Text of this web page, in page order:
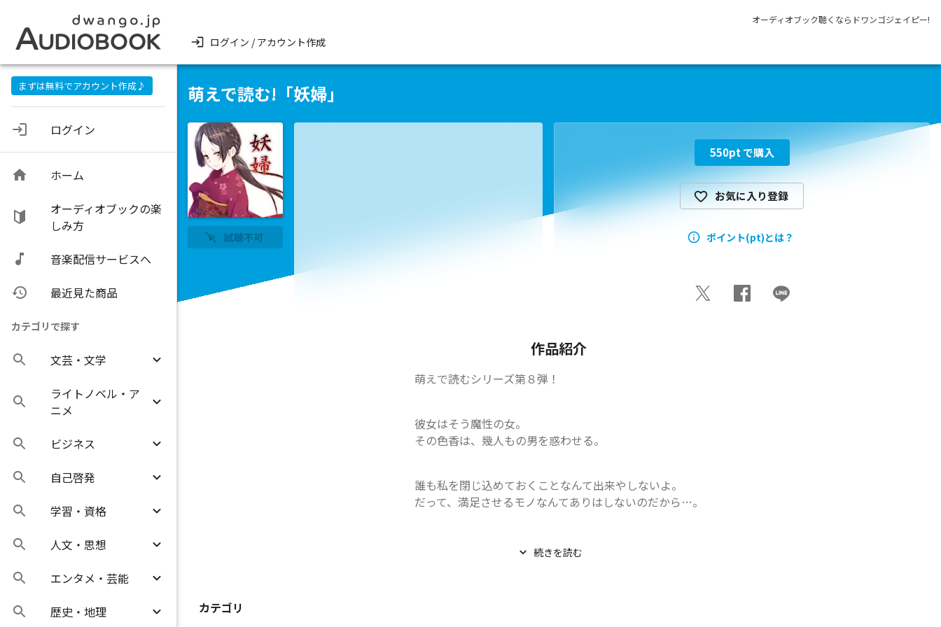
オーディオブック聴くならドワンゴジェイピー!
ログイン / アカウント作成
まずは無料でアカウント作成♪
ログイン
ホーム
オーディオブックの楽
しみ方
音楽配信サービスへ
最近見た商品
カテゴリで探す
文芸・文学
ライトノベル・ア
ニメ
ビジネス
自己啓発
学習・資格
人文・思想
エンタメ・芸能
歴史・地理
萌えで読む!「妖婦」
試聴不可
550pt で購入
お気に入り登録
ポイント(pt)とは？
作品紹介
萌えで読むシリーズ第８弾！
彼女はそう魔性の女。
その色香は、幾人もの男を惑わせる。
誰も私を閉じ込めておくことなんて出来やしないよ。
だって、満足させるモノなんてありはしないのだから…。
類まれなる美貌をもち、気品にあふる少女。
続きを読む
カテゴリ